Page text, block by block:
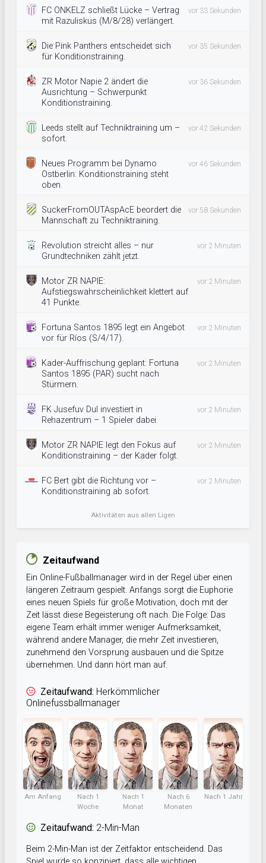
FC ONKELZ schließt Lücke – Vertrag
mit Razuliskus (M/8/28) verlängert.
vor 33 Sekunden
Die Pink Panthers entscheidet sich
für Konditionstraining.
vor 35 Sekunden
ZR Motor Napie 2 ändert die
Ausrichtung – Schwerpunkt
Konditionstraining.
vor 36 Sekunden
Leeds stellt auf Techniktraining um –
sofort.
vor 42 Sekunden
Neues Programm bei Dynamo
Ostberlin: Konditionstraining steht
oben.
vor 46 Sekunden
SuckerFromOUTAspAcE beordert die
Mannschaft zu Techniktraining.
vor 58 Sekunden
Revolution streicht alles – nur
Grundtechniken zählt jetzt.
vor 2 Minuten
Motor ZR NAPIE:
Aufstiegswahrscheinlichkeit klettert auf
41 Punkte.
vor 2 Minuten
Fortuna Santos 1895 legt ein Angebot
vor für Ríos (S/4/17).
vor 2 Minuten
Kader-Auffrischung geplant: Fortuna
Santos 1895 (PAR) sucht nach
Stürmern.
vor 2 Minuten
FK Jusefuv Dul investiert in
Rehazentrum – 1 Spieler dabei.
vor 2 Minuten
Motor ZR NAPIE legt den Fokus auf
Konditionstraining – der Kader folgt.
vor 2 Minuten
FC Bert gibt die Richtung vor –
Konditionstraining ab sofort.
vor 2 Minuten
Aktivitäten aus allen Ligen
Zeitaufwand
Ein Online-Fußballmanager wird in der Regel über einen
längeren Zeitraum gespielt. Anfangs sorgt die Euphorie
eines neuen Spiels für große Motivation, doch mit der
Zeit lässt diese Begeisterung oft nach. Die Folge: Das
eigene Team erhält immer weniger Aufmerksamkeit,
während andere Manager, die mehr Zeit investieren,
zunehmend den Vorsprung ausbauen und die Spitze
übernehmen. Und dann hört man auf.
Zeitaufwand: Herkömmlicher
Onlinefussballmanager
Am Anfang
Nach 1
Woche
Nach 1
Monat
Nach 6
Monaten
Nach 1 Jahr
Zeitaufwand: 2-Min-Man
Beim 2-Min-Man ist der Zeitfaktor entscheidend. Das